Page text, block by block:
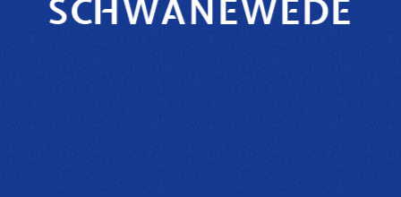
SCHWANEWEDE